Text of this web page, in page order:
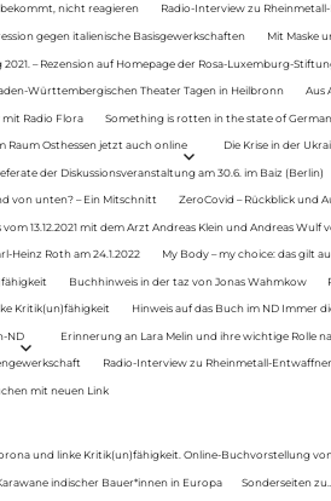
nicht reagieren Radio-Interview zu
gegen italienische Basisgewerkschaften Mit Maske
– Rezension auf Homepage der Rosa-Luxemburg-
Württembergischen Theater Tagen in Heilbronn Aus
Radio Flora Something is rotten in the state of
Raum Osthessen jetzt auch online Die Krise in der
der Diskussionsveranstaltung am 30.6. im Baiz (Berlin)
von unten? – Ein Mitschnitt ZeroCovid – Rückblick und
13.12.2021 mit dem Arzt Andreas Klein und Andreas Wulf
Heinz Roth am 24.1.2022 My Body – my choice: das gilt
Buchhinweis in der taz von Jonas Wahmkow
Kritik(un)fähigkeit Hinweis auf das Buch im ND Immer
ND Erinnerung an Lara Melin und ihre wichtige Rolle
Radio-Interview zu Rheinmetall-
mit neuen Link
und linke Kritik(un)fähigkeit. Online-Buchvorstellung vom
indischer Bauer*innen in Europa Sonderseiten